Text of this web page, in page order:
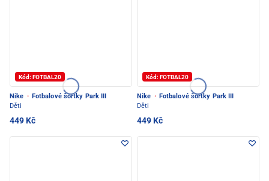
Kód: FOTBAL20
Nike · Fotbalové šortky Park III
Děti
449 Kč
Kód: FOTBAL20
Nike · Fotbalové šortky Park III
Děti
449 Kč